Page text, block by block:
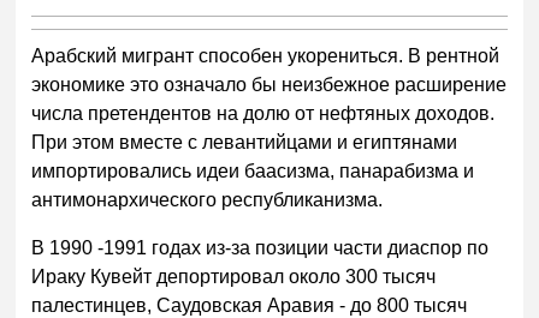
Арабский мигрант способен укорениться. В рентной
экономике это означало бы неизбежное расширение
числа претендентов на долю от нефтяных доходов.
При этом вместе с левантийцами и египтянами
импортировались идеи баасизма, панарабизма и
антимонархического республиканизма.
В 1990 -1991 годах из-за позиции части диаспор по
Ираку Кувейт депортировал около 300 тысяч
палестинцев, Саудовская Аравия - до 800 тысяч